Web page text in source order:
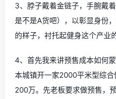
3、脖子戴着金链子，手腕戴
是不是A货吧），以彰显身份
的样子，衬托起健身这个产业
4、首先我来讲预售成本如何
本城镇开一家2000平米型综
200万。先老板要求做预售，